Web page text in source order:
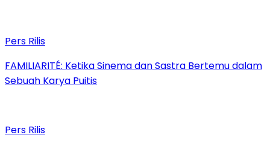
Pers Rilis
FAMILIARITÉ: Ketika Sinema dan Sastra Bertemu dalam
Sebuah Karya Puitis
Pers Rilis